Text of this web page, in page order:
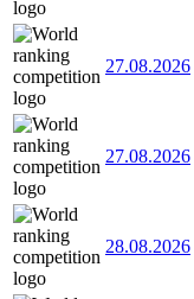
27.08.2026
27.08.2026
28.08.2026